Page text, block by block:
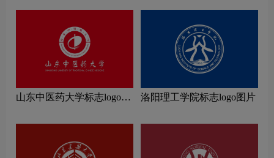
山东中医药大学标志logo图
洛阳理工学院标志logo图片